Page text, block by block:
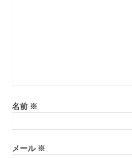
名前 ※
メール ※